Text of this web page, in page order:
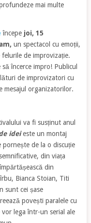
mai multe
începe joi, 15
un spectacol cu emoții,
de improvizație.
încerce impro! Publicul
de improvizatori cu
mesajul organizatorilor.
va fi susținut anul
ideieste un montaj
pornește de la o discuție
din viața
din
Bianca Stoian, Titi
sunt cei șase
povești paralele cu
lega într-un serial ale